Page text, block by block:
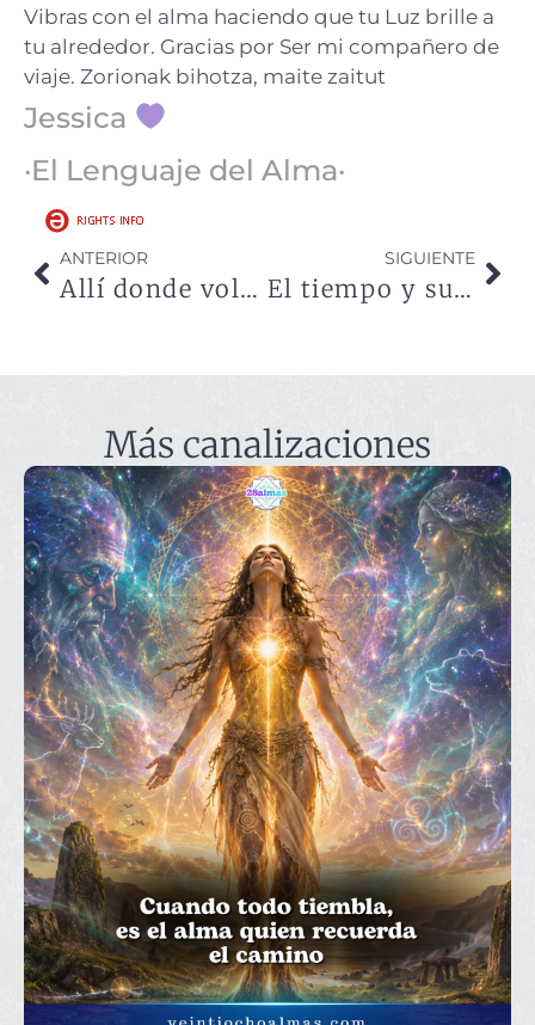
Vibras con el alma haciendo que tu Luz brille a
tu alrededor. Gracias por Ser mi compañero de
viaje. Zorionak bihotza, maite zaitut
Jessica
·El Lenguaje del Alma·
ANTERIOR
Allí donde voláis sois libres
SIGUIENTE
El tiempo y su perfecición
Más canalizaciones